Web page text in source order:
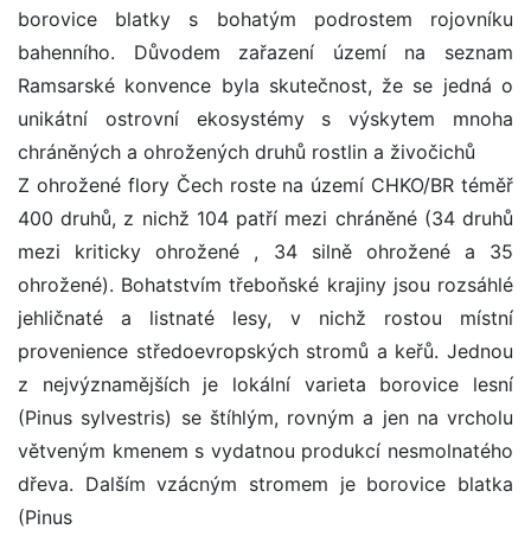
borovice blatky s bohatým podrostem rojovníku
bahenního. Důvodem zařazení území na seznam
Ramsarské konvence byla skutečnost, že se jedná o
unikátní ostrovní ekosystémy s výskytem mnoha
chráněných a ohrožených druhů rostlin a živočichů
Z ohrožené flory Čech roste na území CHKO/BR téměř
400 druhů, z nichž 104 patří mezi chráněné (34 druhů
mezi kriticky ohrožené , 34 silně ohrožené a 35
ohrožené). Bohatstvím třeboňské krajiny jsou rozsáhlé
jehličnaté a listnaté lesy, v nichž rostou místní
provenience středoevropských stromů a keřů. Jednou
z nejvýznamějších je lokální varieta borovice lesní
(Pinus sylvestris) se štíhlým, rovným a jen na vrcholu
větveným kmenem s vydatnou produkcí nesmolnatého
dřeva. Dalším vzácným stromem je borovice blatka
(Pinus